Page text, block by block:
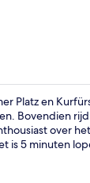
Platz en
Bovendien
over
is 5 minuten